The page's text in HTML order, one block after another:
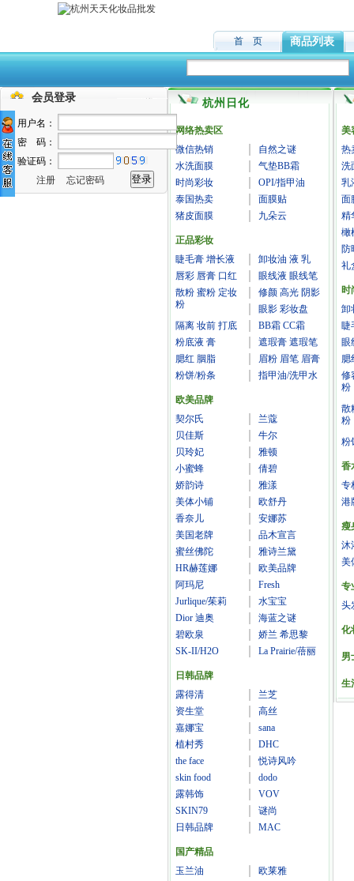
首 页 商品列表
会员登录
用户名：
密 码：
验证码：
注册
忘记密码
杭州日化
网络热卖区
微信热销
自然之谜
水洗面膜
气垫BB霜
时尚彩妆
OPI/指甲油
泰国热卖
面膜贴
猪皮面膜
九朵云
正品彩妆
睫毛膏 增长液
卸妆油 液 乳
唇彩 唇膏 口红
眼线液 眼线笔
散粉 蜜粉 定妆
粉
修颜 高光 阴影
眼影 彩妆盘
隔离 妆前 打底
BB霜 CC霜
粉底液 膏
遮瑕膏 遮瑕笔
腮红 胭脂
眉粉 眉笔 眉膏
粉饼/粉条
指甲油/洗甲水
欧美品牌
契尔氏
兰蔻
贝佳斯
牛尔
贝玲妃
雅顿
小蜜蜂
倩碧
娇韵诗
雅漾
美体小铺
欧舒丹
香奈儿
安娜苏
美国老牌
品木宣言
蜜丝佛陀
雅诗兰黛
HR赫莲娜
欧美品牌
阿玛尼
Fresh
Jurlique/茱莉
水宝宝
Dior 迪奥
海蓝之谜
碧欧泉
娇兰 希思黎
SK-II/H2O
La Prairie/蓓丽
日韩品牌
露得清
兰芝
资生堂
高丝
嘉娜宝
sana
植村秀
DHC
the face
悦诗风吟
skin food
dodo
露韩饰
VOV
SKIN79
谜尚
日韩品牌
MAC
国产精品
玉兰油
欧莱雅
美
热
洗
乳
面
精
橄
防
礼
时
卸
睫
眼
腮
修
粉
散
粉
粉
香
专
港
瘦
沐
美
专
头
化
男
生